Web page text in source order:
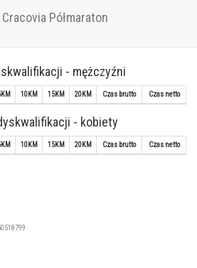
Cracovia Półmaraton
- mężczyźni
10KM 15KM 20KM Czas brutto Czas netto
- kobiety
10KM 15KM 20KM Czas brutto Czas netto